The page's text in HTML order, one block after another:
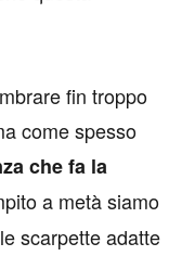
fin troppo
come spesso
che fa la
a metà siamo
scarpette adatte